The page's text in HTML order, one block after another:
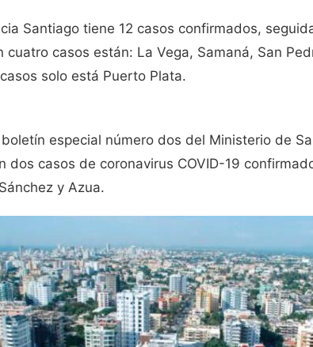
Santiago tiene 12 casos confirmados,
cuatro casos están: La Vega, Samaná, San
solo está Puerto Plata.
especial número dos del Ministerio de
dos casos de coronavirus COVID-19
y Azua.